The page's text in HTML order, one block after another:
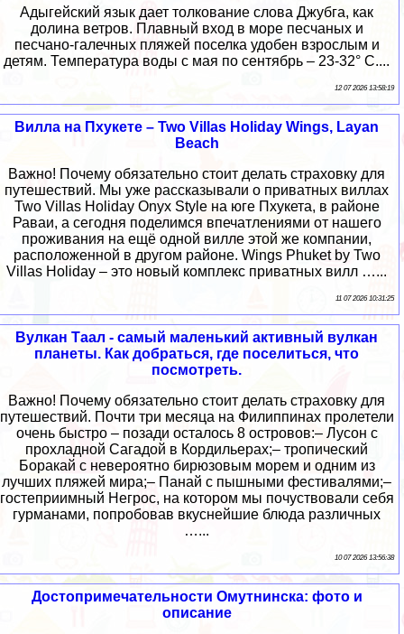
Адыгейский язык дает толкование слова Джубга, как
долина ветров. Плавный вход в море песчаных и
песчано-галечных пляжей поселка удобен взрослым и
детям. Температура воды с мая по сентябрь – 23-32° С....
12 07 2026 13:58:19
Вилла на Пхукете – Two Villas Holiday Wings, Layan
Beach
Важно! Почему обязательно стоит делать страховку для
путешествий. Мы уже рассказывали о приватных виллах
Two Villas Holiday Onyx Style на юге Пхукета, в районе
Раваи, а сегодня поделимся впечатлениями от нашего
проживания на ещё одной вилле этой же компании,
расположенной в другом районе. Wings Phuket by Two
Villas Holiday – это новый комплекс приватных вилл …...
11 07 2026 10:31:25
Вулкан Таал - самый маленький активный вулкан
планеты. Как добраться, где поселиться, что
посмотреть.
Важно! Почему обязательно стоит делать страховку для
путешествий. Почти три месяца на Филиппинах пролетели
очень быстро – позади осталось 8 островов:– Лусон с
прохладной Сагадой в Кордильерах;– тропический
Боракай с невероятно бирюзовым морем и одним из
лучших пляжей мира;– Панай с пышными фестивалями;–
гостеприимный Негрос, на котором мы почуствовали себя
гурманами, попробовав вкуснейшие блюда различных
…...
10 07 2026 13:56:38
Достопримечательности Омутнинска: фото и
описание